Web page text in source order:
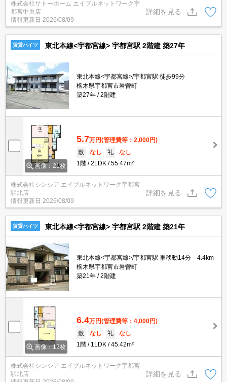
株式会社サトーホーム エイブルネットワーク宇
都宮中央店
情報更新日 2026/08/09
詳細を見る
賃貸ハイツ 東北本線<宇都宮線> 宇都宮駅 2階建 築27年
東北本線<宇都宮線>/宇都宮駅 徒歩99分
栃木県宇都宮市岩曽町
築27年
2階建
画像：21枚
5.7万円(管理費等：2,000円)
敷
なし 礼
なし
1階
2LDK 55.47m²
株式会社シンシア エイブルネットワーク宇都宮
駅北店
情報更新日 2026/08/09
詳細を見る
賃貸ハイツ 東北本線<宇都宮線> 宇都宮駅 2階建 築21年
東北本線<宇都宮線>/宇都宮駅 車移動14分 4.4km
栃木県宇都宮市岩曽町
築21年
2階建
画像：12枚
6.4万円(管理費等：4,000円)
敷
なし 礼
なし
1階
1LDK 45.42m²
株式会社シンシア エイブルネットワーク宇都宮
駅北店
詳細を見る